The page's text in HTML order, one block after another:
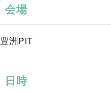
会場
豊洲PIT
日時